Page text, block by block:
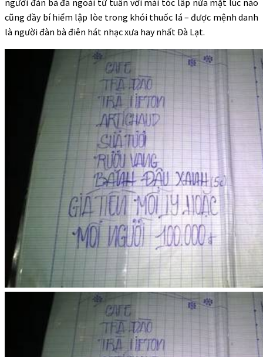
người đàn bà đã ngoài tứ tuần với mái tóc lấp nửa mặt lúc nào
cũng đầy bí hiểm lập lòe trong khói thuốc lá – được mệnh danh
là người đàn bà điên hát nhạc xưa hay nhất Đà Lạt.